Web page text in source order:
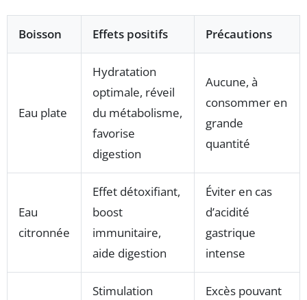
Boisson Effets positifs Précautions
Eau plate
Hydratation
optimale, réveil
du métabolisme,
favorise
digestion
Aucune, à
consommer en
grande
quantité
Eau
citronnée
Effet détoxifiant,
boost
immunitaire,
aide digestion
Éviter en cas
d’acidité
gastrique
intense
Stimulation
Excès pouvant